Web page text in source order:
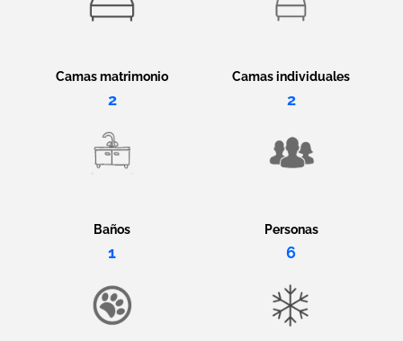
Camas matrimonio
2
Camas individuales
2
Baños
1
Personas
6